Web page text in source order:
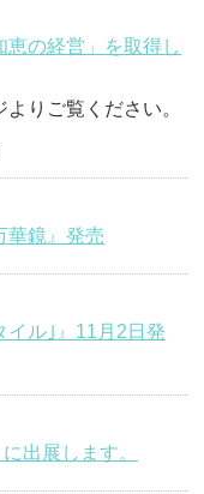
の経営」を取得し
りご覧ください。
華鏡』発売
イル｣』11月2日発
出展します。